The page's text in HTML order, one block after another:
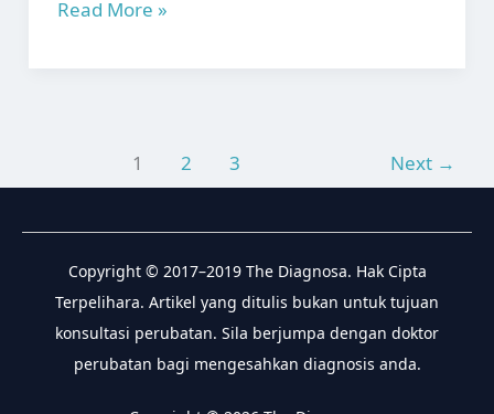
Endometriosis:
Simptom
Rawatan
Read More »
1 2 3 Next →
Copyright © 2017–2019 The Diagnosa. Hak Cipta
Terpelihara. Artikel yang ditulis bukan untuk tujuan
konsultasi perubatan. Sila berjumpa dengan doktor
perubatan bagi mengesahkan diagnosis anda.